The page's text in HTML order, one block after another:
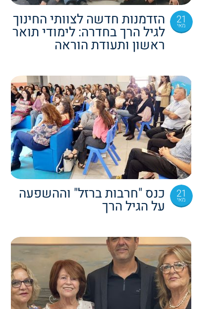
21
מאי הזדמנות חדשה לצוותי החינוך
לגיל הרך בחדרה: לימודי תואר
ראשון ותעודת הוראה
21
מאי כנס "חרבות ברזל" וההשפעה
על הגיל הרך